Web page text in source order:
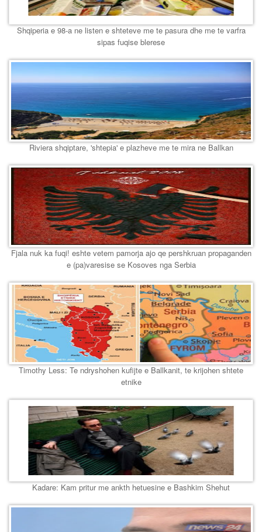
Shqiperia e 98-a ne listen e shteteve me te pasura dhe me te varfra
sipas fuqise blerese
Riviera shqiptare, 'shtepia' e plazheve me te mira ne Ballkan
Fjala nuk ka fuqi! eshte vetem pamorja ajo qe pershkruan propaganden
e (pa)varesise se Kosoves nga Serbia
Timothy Less: Te ndryshohen kufijte e Ballkanit, te krijohen shtete
etnike
Kadare: Kam pritur me ankth hetuesine e Bashkim Shehut